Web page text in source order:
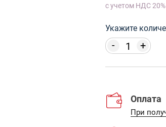
с учетом НДС 20%
Укажите
+
-
Оплата
При